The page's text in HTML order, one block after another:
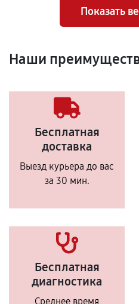
Показать
Наши
Бесплатная
доставка
Выезд курьера до вас
за 30 мин.
Бесплатная
диагностика
Среднее время